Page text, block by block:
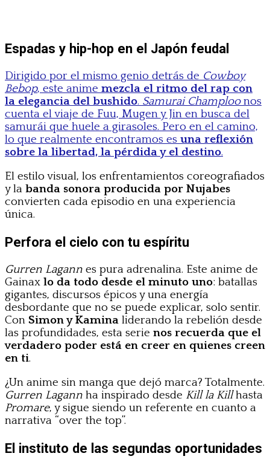
Espadas y hip-hop en el Japón feudal
Dirigido por el mismo genio detrás de Cowboy
Bebop, este anime mezcla el ritmo del rap con
la elegancia del bushido. Samurai Champloonos
cuenta el viaje de Fuu, Mugen y Jin en busca del
samurái que huele a girasoles. Pero en el camino,
lo que realmente encontramos es una reflexión
sobre la libertad, la pérdida y el destino.
El estilo visual, los enfrentamientos coreografiados
y la banda sonora producida por Nujabes
convierten cada episodio en una experiencia
única.
Perfora el cielo con tu espíritu
Gurren Lagann es pura adrenalina. Este anime de
Gainax lo da todo desde el minuto uno: batallas
gigantes, discursos épicos y una energía
desbordante que no se puede explicar, solo sentir.
Con Simon y Kamina liderando la rebelión desde
las profundidades, esta serie nos recuerda que el
verdadero poder está en creer en quienes creen
en ti.
¿Un anime sin manga que dejó marca? Totalmente.
Gurren Lagann ha inspirado desde Kill la Killhasta
Promare, y sigue siendo un referente en cuanto a
narrativa “over the top”.
El instituto de las segundas oportunidades